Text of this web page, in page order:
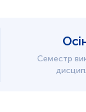
Семестр